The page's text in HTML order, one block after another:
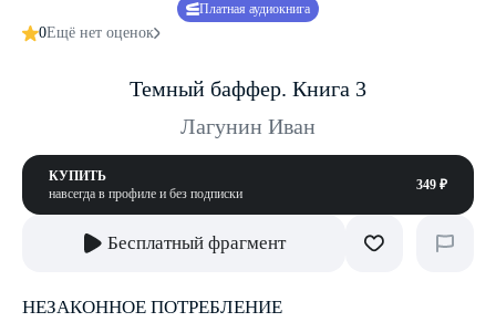
Платная аудиокнига
0Ещё нет оценок
Темный баффер. Книга 3
Лагунин Иван
КУПИТЬ
навсегда в профиле и без подписки
349 ₽
Бесплатный фрагмент
НЕЗАКОННОЕ ПОТРЕБЛЕНИЕ